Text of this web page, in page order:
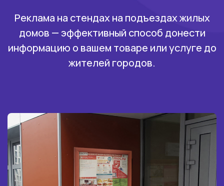
Реклама на стендах на подъездах жилых
домов — эффективный способ донести
информацию о вашем товаре или услуге до
жителей городов.